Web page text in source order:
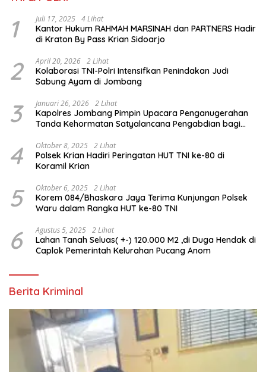
1 Juli 17, 2025 4 Lihat
Kantor Hukum RAHMAH MARSINAH dan PARTNERS Hadir
di Kraton By Pass Krian Sidoarjo
2 April 20, 2026 2 Lihat
Kolaborasi TNI-Polri Intensifkan Penindakan Judi
Sabung Ayam di Jombang
3 Januari 26, 2026 2 Lihat
Kapolres Jombang Pimpin Upacara Penganugerahan
Tanda Kehormatan Satyalancana Pengabdian bagi
4 Oktober 8, 2025 2 Lihat
Polsek Krian Hadiri Peringatan HUT TNI ke-80 di
Koramil Krian
5 Oktober 6, 2025 2 Lihat
Korem 084/Bhaskara Jaya Terima Kunjungan Polsek
6 Agustus 5, 2025 2 Lihat
Lahan Tanah Seluas( +-) 120.000 M2 ,di Duga Hendak di
Caplok Pemerintah Kelurahan Pucang Anom
Berita Kriminal